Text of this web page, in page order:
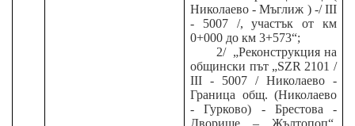
Николаево - Мъглиж ) -/ ІІІ
- 5007 /, участък от км
0+000 до км 3+573“;
2/ „Реконструкция на
общински път „SZR 2101 /
ІІІ - 5007 / Николаево -
Граница общ. (Николаево
- Гурково) - Брестова -
Дворище – Жълтопоп“,